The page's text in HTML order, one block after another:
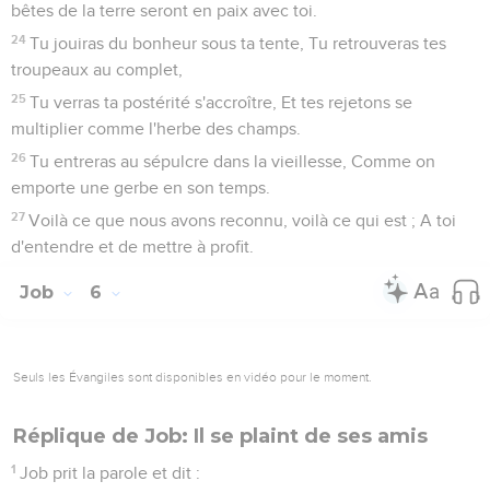
bêtes de la terre seront en paix avec toi.
24 Tu jouiras du bonheur sous ta tente, Tu retrouveras tes
troupeaux au complet,
25 Tu verras ta postérité s'accroître, Et tes rejetons se
multiplier comme l'herbe des champs.
26 Tu entreras au sépulcre dans la vieillesse, Comme on
emporte une gerbe en son temps.
27 Voilà ce que nous avons reconnu, voilà ce qui est ; A toi
d'entendre et de mettre à profit.
Job 6
Seuls les Évangiles sont disponibles en vidéo pour le moment.
Réplique de Job: Il se plaint de ses amis
1 Job prit la parole et dit :